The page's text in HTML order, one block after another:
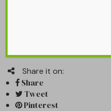
Share it on:
Share
Tweet
Pinterest